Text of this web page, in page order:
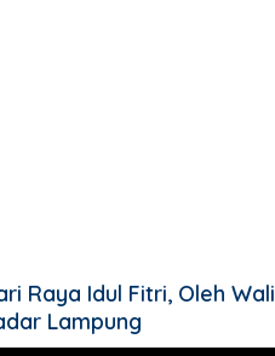
Raya Idul Fitri, Oleh Wali
Lampung